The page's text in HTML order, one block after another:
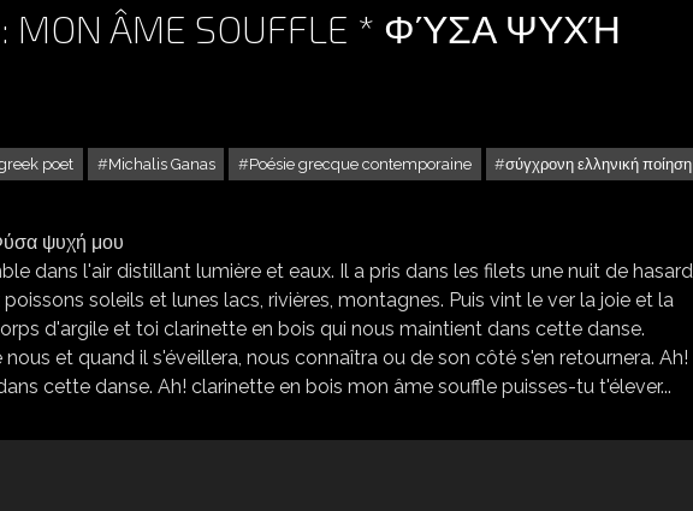
: MON ÂME SOUFFLE * ΦΎΣΑ ΨΥΧΉ
poet Michalis Ganas Poésie grecque contemporaine
σύγχρονη ελληνική ποίηση
dans l'air distillant lumière et eaux. Il a pris dans les filets une nuit de hasard
soleils et lunes lacs, rivières, montagnes. Puis vint le ver la joie et la
d'argile et toi clarinette en bois qui nous maintient dans cette danse.
et quand il s'éveillera, nous connaîtra ou de son côté s'en retournera. Ah!
cette danse. Ah! clarinette en bois mon âme souffle puisses-tu t'élever...